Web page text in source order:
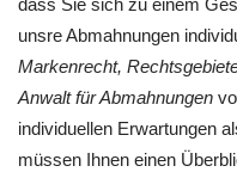
dass Sie sich zu einem
unsre Abmahnungen
Markenrecht,
Anwalt für Abmahnungen
individuellen Erwartungen
müssen Ihnen einen